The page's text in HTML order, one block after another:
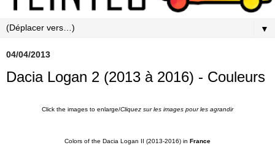
▼
04/04/2013
Dacia Logan 2 (2013 à 2016) - Couleurs
Click the images to enlarge/Cliquez sur les images pour les agrandir
Colors of the Dacia Logan II (2013-2016) in France